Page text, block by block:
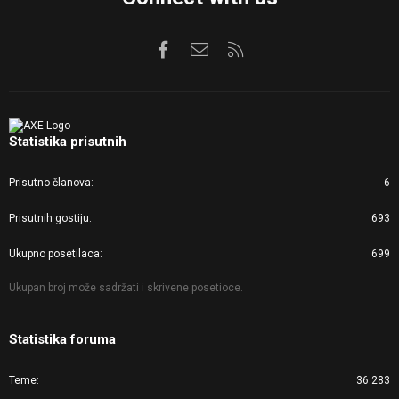
FacebookKontaktirajte nas
Statistika prisutnih
Prisutno članova 6
Prisutnih gostiju 693
Ukupno posetilaca 699
Ukupan broj može sadržati i skrivene posetioce.
Statistika foruma
Teme 36.283